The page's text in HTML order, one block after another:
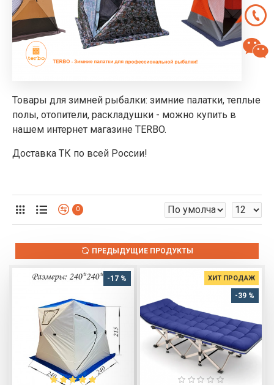
Товары для зимней рыбалки: зимние палатки, теплые
полы, отопители, раскладушки - можно купить в
нашем интернет магазине TERBO.
Доставка ТК по всей России!
0
ПРЕДЫДУЩИЕ ПРОДУКТЫ
-17 % ХИТ ПРОДАЖ
-39 %